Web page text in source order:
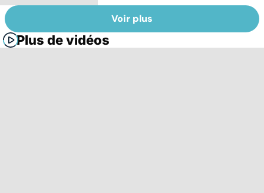
Voir plus
Plus de vidéos